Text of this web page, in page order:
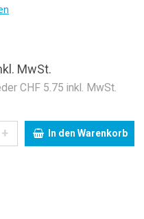
MwSt.
CHF 5.75 inkl. MwSt.
+ In den Warenkorb